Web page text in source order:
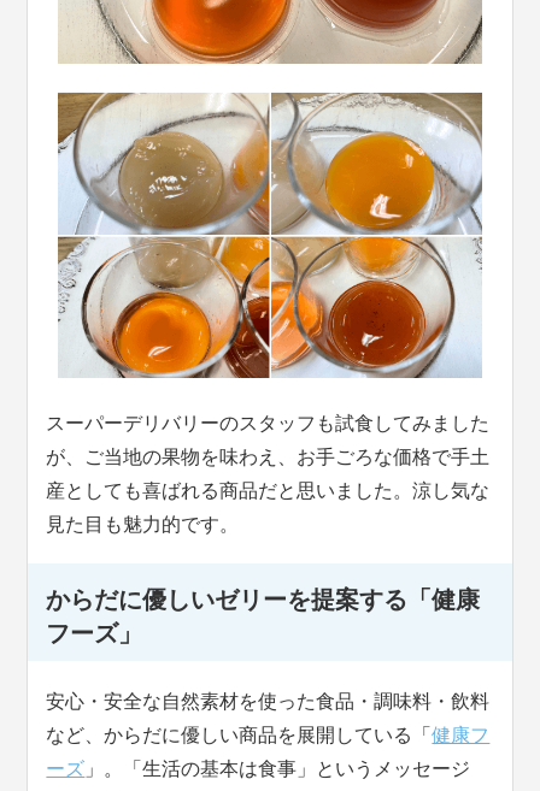
スーパーデリバリーのスタッフも試食してみました
が、ご当地の果物を味わえ、お手ごろな価格で手土
産としても喜ばれる商品だと思いました。涼し気な
見た目も魅力的です。
からだに優しいゼリーを提案する「健康
フーズ」
安心・安全な自然素材を使った食品・調味料・飲料
など、からだに優しい商品を展開している「健康フ
ーズ 」。「生活の基本は食事」というメッセージ